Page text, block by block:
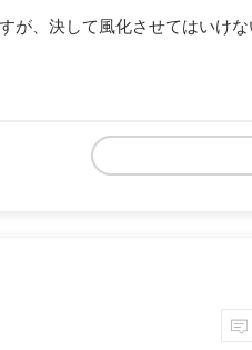
が、決して風化させてはいけ